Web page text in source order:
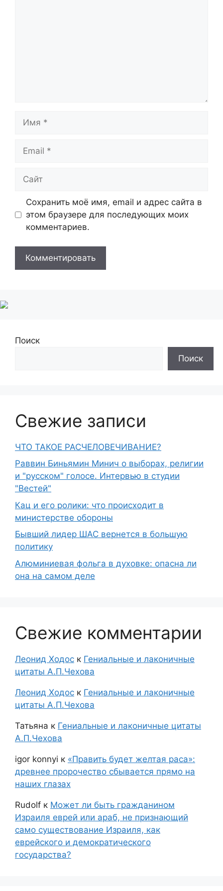
Имя
Email
Сайт
Сохранить моё имя, email и адрес сайта в
этом браузере для последующих моих
комментариев.
Поиск
Поиск
Свежие записи
ЧТО ТАКОЕ РАСЧЕЛОВЕЧИВАНИЕ?
Раввин Биньямин Минич о выборах, религии
и "русском" голосе. Интервью в студии
"Вестей"
Кац и его ролики: что происходит в
министерстве обороны
Бывший лидер ШАС вернется в большую
политику
Алюминиевая фольга в духовке: опасна ли
она на самом деле
Свежие комментарии
Леонид Ходос к Гениальные и лаконичные
цитаты А.П.Чехова
Леонид Ходос к Гениальные и лаконичные
цитаты А.П.Чехова
Татьяна к Гениальные и лаконичные цитаты
А.П.Чехова
igor konnyi к «Править будет желтая раса»:
древнее пророчество сбывается прямо на
наших глазах
Rudolf к Может ли быть гражданином
Израиля еврей или араб, не признающий
само существование Израиля, как
еврейского и демократического
государства?